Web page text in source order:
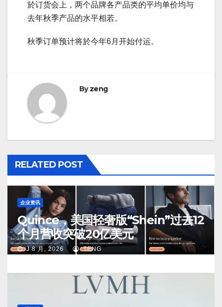
於订货会上，两个品牌各产品类的平均单价均与
去年秋季产品的水平相若。
秋季订单预计将於今年6月开始付运。
Byzeng
RELATED POST
企业资讯
Quince，美国轻奢版“Shein”过去12
个月营收突破20亿美元
J 8 月, 2026 TENG